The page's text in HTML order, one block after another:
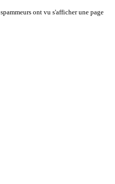
spammeurs ont vu s'afficher une page